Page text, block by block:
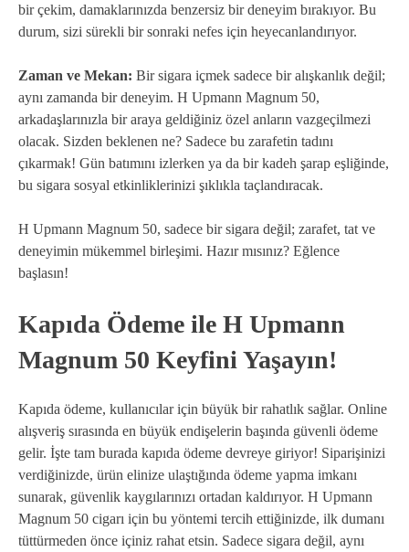
bir çekim, damaklarınızda benzersiz bir deneyim bırakıyor. Bu
durum, sizi sürekli bir sonraki nefes için heyecanlandırıyor.
Zaman ve Mekan: Bir sigara içmek sadece bir alışkanlık değil;
aynı zamanda bir deneyim. H Upmann Magnum 50,
arkadaşlarınızla bir araya geldiğiniz özel anların vazgeçilmezi
olacak. Sizden beklenen ne? Sadece bu zarafetin tadını
çıkarmak! Gün batımını izlerken ya da bir kadeh şarap eşliğinde,
bu sigara sosyal etkinliklerinizi şıklıkla taçlandıracak.
H Upmann Magnum 50, sadece bir sigara değil; zarafet, tat ve
deneyimin mükemmel birleşimi. Hazır mısınız? Eğlence
başlasın!
Kapıda Ödeme ile H Upmann
Magnum 50 Keyfini Yaşayın!
Kapıda ödeme, kullanıcılar için büyük bir rahatlık sağlar. Online
alışveriş sırasında en büyük endişelerin başında güvenli ödeme
gelir. İşte tam burada kapıda ödeme devreye giriyor! Siparişinizi
verdiğinizde, ürün elinize ulaştığında ödeme yapma imkanı
sunarak, güvenlik kaygılarınızı ortadan kaldırıyor. H Upmann
Magnum 50 cigarı için bu yöntemi tercih ettiğinizde, ilk dumanı
tüttürmeden önce içiniz rahat etsin. Sadece sigara değil, aynı